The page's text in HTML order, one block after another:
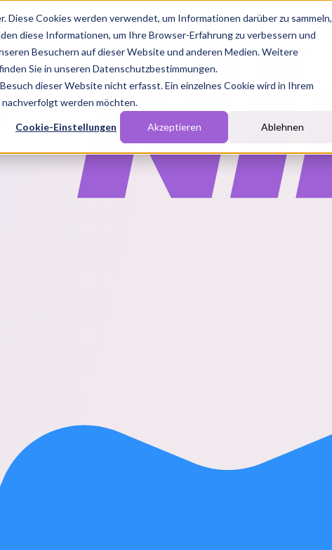
Cookies werden verwendet, um Informationen darüber zu sammeln,
diese Informationen, um Ihre Browser-Erfahrung zu verbessern und
Besuchern auf dieser Website und anderen Medien. Weitere
Sie in unseren Datenschutzbestimmungen.
dieser Website nicht erfasst. Ein einzelnes Cookie wird in Ihrem
nachverfolgt werden möchten.
Cookie-Einstellungen Akzeptieren Ablehnen